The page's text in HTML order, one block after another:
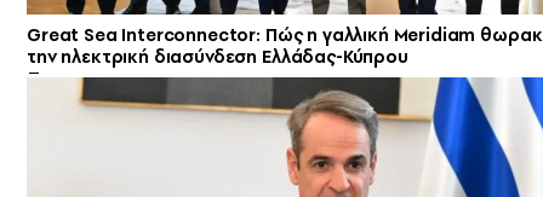
Great Sea Interconnector: Πώς η γαλλική Meridiam
την ηλεκτρική διασύνδεση Ελλάδας-Κύπρου